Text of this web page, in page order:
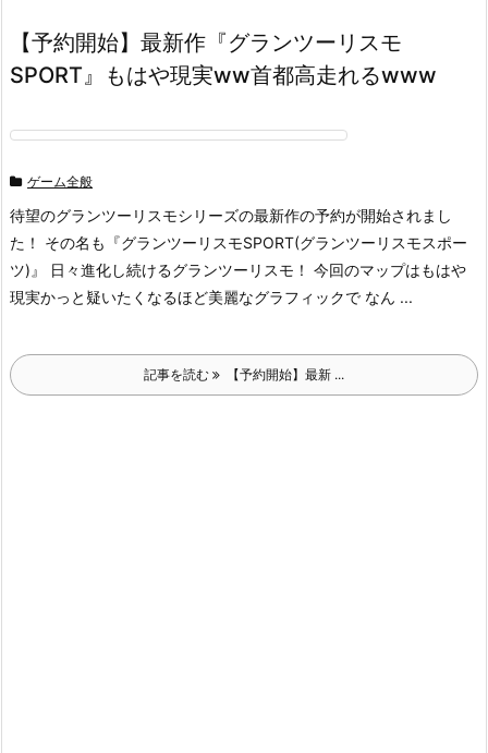
【予約開始】最新作『グランツーリスモ
SPORT』もはや現実ww首都高走れるwww
ゲーム全般
待望のグランツーリスモシリーズの最新作の予約が開始されまし
た！ その名も『グランツーリスモSPORT(グランツーリスモスポー
ツ)』 日々進化し続けるグランツーリスモ！ 今回のマップはもはや
現実かっと疑いたくなるほど美麗なグラフィックで なん ...
記事を読む 【予約開始】最新 ...